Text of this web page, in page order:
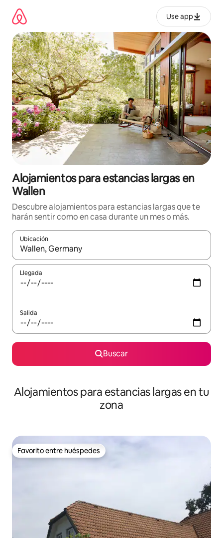
contenido
Use app
Alojamientos para estancias largas en
Wallen
Descubre alojamientos para estancias largas que te
harán sentir como en casa durante un mes o más.
Ubicación
Cuando los resultados estén disponibles, podrás navegar
Llegada
Salida
Buscar
Alojamientos para estancias largas en tu
zona
Favorito entre huéspedes
Favorito entre huéspedes